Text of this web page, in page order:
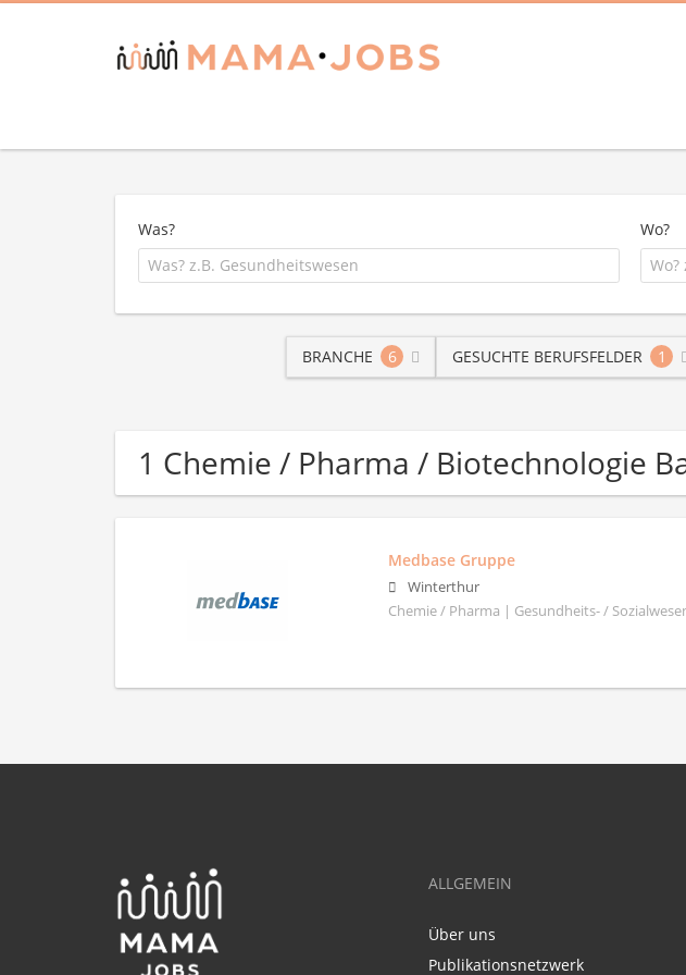
Was? Wo?
BRANCHE 6 GESUCHTE BERUFSFELDER 1
1 Chemie / Pharma / Biotechnologie
Medbase Gruppe
Winterthur
Chemie / Pharma | Gesundheits- /
ALLGEMEIN
Über uns
Publikationsnetzwerk